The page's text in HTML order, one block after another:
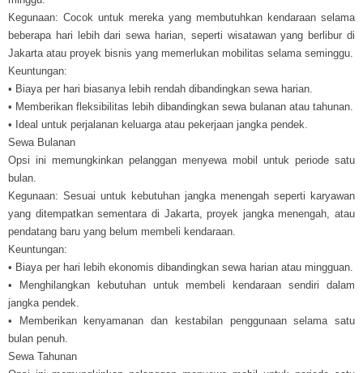
Kegunaan: Cocok untuk mereka yang membutuhkan kendaraan selama
beberapa hari lebih dari sewa harian, seperti wisatawan yang berlibur di
Jakarta atau proyek bisnis yang memerlukan mobilitas selama seminggu.
Keuntungan:
• Biaya per hari biasanya lebih rendah dibandingkan sewa harian.
• Memberikan fleksibilitas lebih dibandingkan sewa bulanan atau tahunan.
• Ideal untuk perjalanan keluarga atau pekerjaan jangka pendek.
Sewa Bulanan
Opsi ini memungkinkan pelanggan menyewa mobil untuk periode satu
bulan.
Kegunaan: Sesuai untuk kebutuhan jangka menengah seperti karyawan
yang ditempatkan sementara di Jakarta, proyek jangka menengah, atau
pendatang baru yang belum membeli kendaraan.
Keuntungan:
• Biaya per hari lebih ekonomis dibandingkan sewa harian atau mingguan.
• Menghilangkan kebutuhan untuk membeli kendaraan sendiri dalam
jangka pendek.
• Memberikan kenyamanan dan kestabilan penggunaan selama satu
bulan penuh.
Sewa Tahunan